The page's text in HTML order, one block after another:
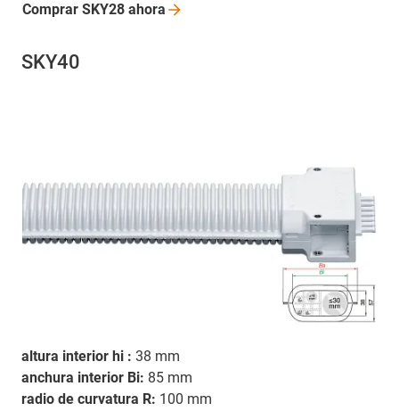
Comprar SKY28 ahora
SKY40
altura interior hi : 38 mm
anchura interior Bi: 85 mm
radio de curvatura R: 100 mm